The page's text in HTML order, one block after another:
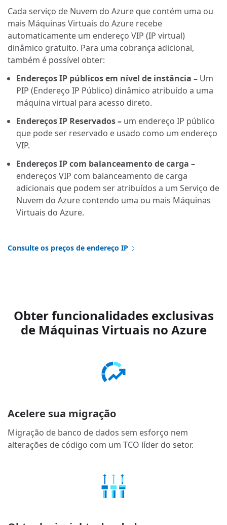
Cada serviço de Nuvem do Azure que contém uma ou
mais Máquinas Virtuais do Azure recebe
automaticamente um endereço VIP (IP virtual)
dinâmico gratuito. Para uma cobrança adicional,
também é possível obter:
Endereços IP públicos em nível de instância – Um
PIP (Endereço IP Público) dinâmico atribuído a uma
máquina virtual para acesso direto.
Endereços IP Reservados – um endereço IP público
que pode ser reservado e usado como um endereço
VIP.
Endereços IP com balanceamento de carga –
endereços VIP com balanceamento de carga
adicionais que podem ser atribuídos a um Serviço de
Nuvem do Azure contendo uma ou mais Máquinas
Virtuais do Azure.
Consulte os preços de endereço IP
Obter funcionalidades exclusivas
de Máquinas Virtuais no Azure
Acelere sua migração
Migração de banco de dados sem esforço nem
alterações de código com um TCO líder do setor.